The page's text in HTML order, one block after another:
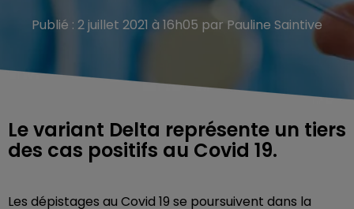
Publié : 2 juillet 2021 à 16h05 par Pauline Saintive
Le variant Delta représente un tiers
des cas positifs au Covid 19.
Les dépistages au Covid 19 se poursuivent dans la